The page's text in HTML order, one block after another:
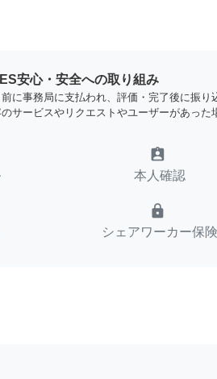
安心・安全への取り組み
に事務局に支払われ、評価・完了後に振
サービスやリクエストやユーザーがあった
assignment_ind
本人確認
lock
シェアワーカー保険